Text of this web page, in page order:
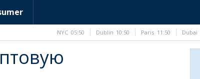
NYC 05:50 Dublin 10:50 Paris 11:50 Dubai